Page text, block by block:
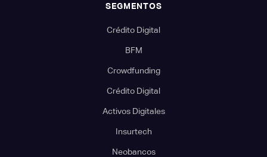
SEGMENTOS
Crédito Digital
BFM
Crowdfunding
Crédito Digital
Activos Digitales
Insurtech
Neobancos